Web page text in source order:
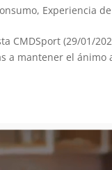
, Experiencia
CMDSport (29/01/
a mantener el